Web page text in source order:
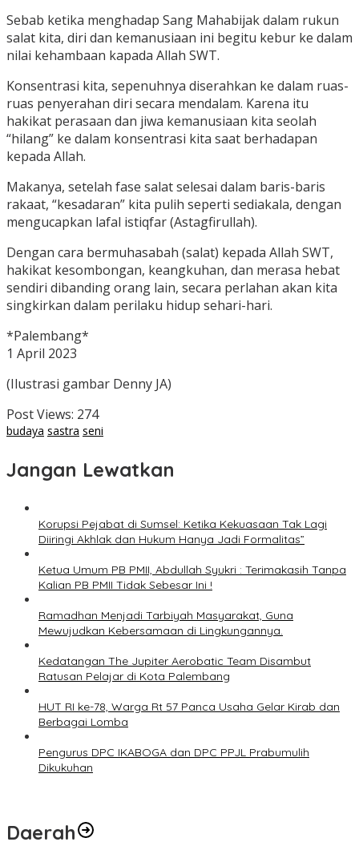
Sebab ketika menghadap Sang Mahabijak dalam rukun
salat kita, diri dan kemanusiaan ini begitu kebur ke dalam
nilai kehambaan kapada Allah SWT.
Konsentrasi kita, sepenuhnya diserahkan ke dalam ruas-
ruas penyerahan diri secara mendalam. Karena itu
hakikat perasaan dan jiwa kemanusiaan kita seolah
“hilang” ke dalam konsentrasi kita saat berhadapan
kepada Allah.
Makanya, setelah fase salat selesai dalam baris-baris
rakaat, “kesadaran” kita pulih seperti sediakala, dengan
mengucapkan lafal istiqfar (Astagfirullah).
Dengan cara bermuhasabah (salat) kepada Allah SWT,
hakikat kesombongan, keangkuhan, dan merasa hebat
sendiri dibanding orang lain, secara perlahan akan kita
singkirkan dalam perilaku hidup sehari-hari.
*Palembang*
1 April 2023
(Ilustrasi gambar Denny JA)
Post Views: 274
budaya sastra seni
Jangan Lewatkan
Korupsi Pejabat di Sumsel: Ketika Kekuasaan Tak Lagi
Diiringi Akhlak dan Hukum Hanya Jadi Formalitas”
Ketua Umum PB PMII, Abdullah Syukri : Terimakasih Tanpa
Kalian PB PMII Tidak Sebesar Ini !
Ramadhan Menjadi Tarbiyah Masyarakat, Guna
Mewujudkan Kebersamaan di Lingkungannya.
Kedatangan The Jupiter Aerobatic Team Disambut
Ratusan Pelajar di Kota Palembang
HUT RI ke-78, Warga Rt 57 Panca Usaha Gelar Kirab dan
Berbagai Lomba
Pengurus DPC IKABOGA dan DPC PPJL Prabumulih
Dikukuhan
Daerah